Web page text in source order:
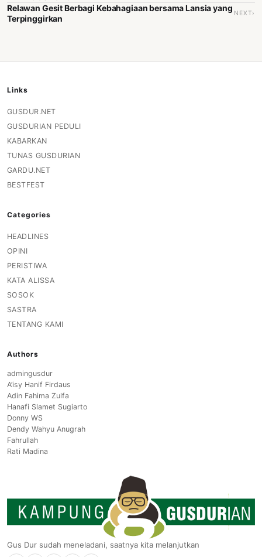
Relawan Gesit Berbagi Kebahagiaan bersama Lansia yang
Terpinggirkan
NEXT›
Links
GUSDUR.NET
GUSDURIAN PEDULI
KABARKAN
TUNAS GUSDURIAN
GARDU.NET
BESTFEST
Categories
HEADLINES
OPINI
PERISTIWA
KATA ALISSA
SOSOK
SASTRA
TENTANG KAMI
Authors
admingusdur
A’isy Hanif Firdaus
Adin Fahima Zulfa
Hanafi Slamet Sugiarto
Donny WS
Dendy Wahyu Anugrah
Fahrullah
Rati Madina
Gus Dur sudah meneladani, saatnya kita melanjutkan